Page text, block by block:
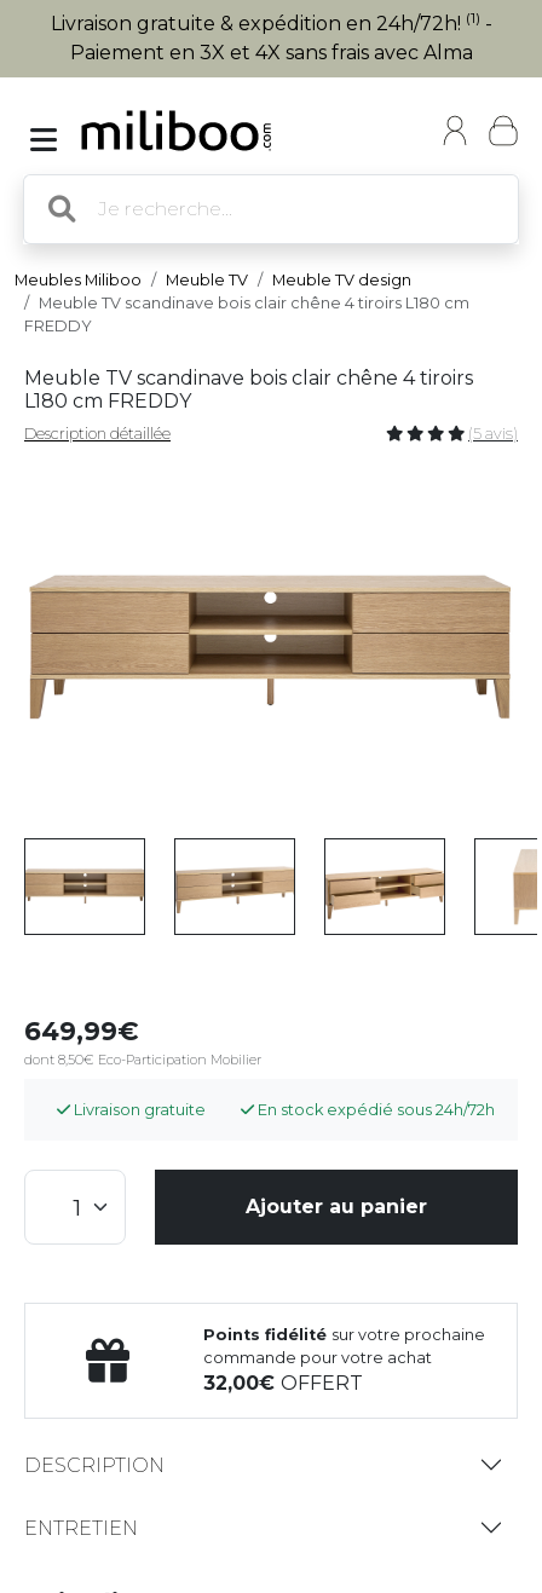
Livraison gratuite & expédition en 24h/72h! (1) -
Paiement en 3X et 4X sans frais avec Alma
Meubles Miliboo Meuble TV
Meuble TV design
Meuble TV scandinave bois clair chêne 4 tiroirs L180 cm
FREDDY
Meuble TV scandinave bois clair chêne 4 tiroirs
L180 cm FREDDY
Description détaillée (5 avis)
649,99
dont 8,50€ Eco-Participation Mobilier
Livraison gratuite En stock expédié sous 24h/72h
Ajouter au panier
Points fidélité sur votre prochaine
commande pour votre achat
32,00OFFERT
DESCRIPTION
ENTRETIEN